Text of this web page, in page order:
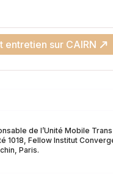
entretien sur CAIRN
de l’Unité Mobile
1018, Fellow Institut
Paris.